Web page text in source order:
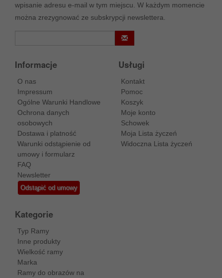
wpisanie adresu e-mail w tym miejscu. W każdym momencie
można zrezygnować ze subskrypcji newslettera.
Informacje
O nas
Impressum
Ogólne Warunki Handlowe
Ochrona danych
osobowych
Dostawa i platność
Warunki odstąpienie od
umowy i formularz
FAQ
Newsletter
Odstąpić od umowy
Usługi
Kontakt
Pomoc
Koszyk
Moje konto
Schowek
Moja Lista życzeń
Widoczna Lista życzeń
Kategorie
Typ Ramy
Inne produkty
Wielkość ramy
Marka
Ramy do obrazów na